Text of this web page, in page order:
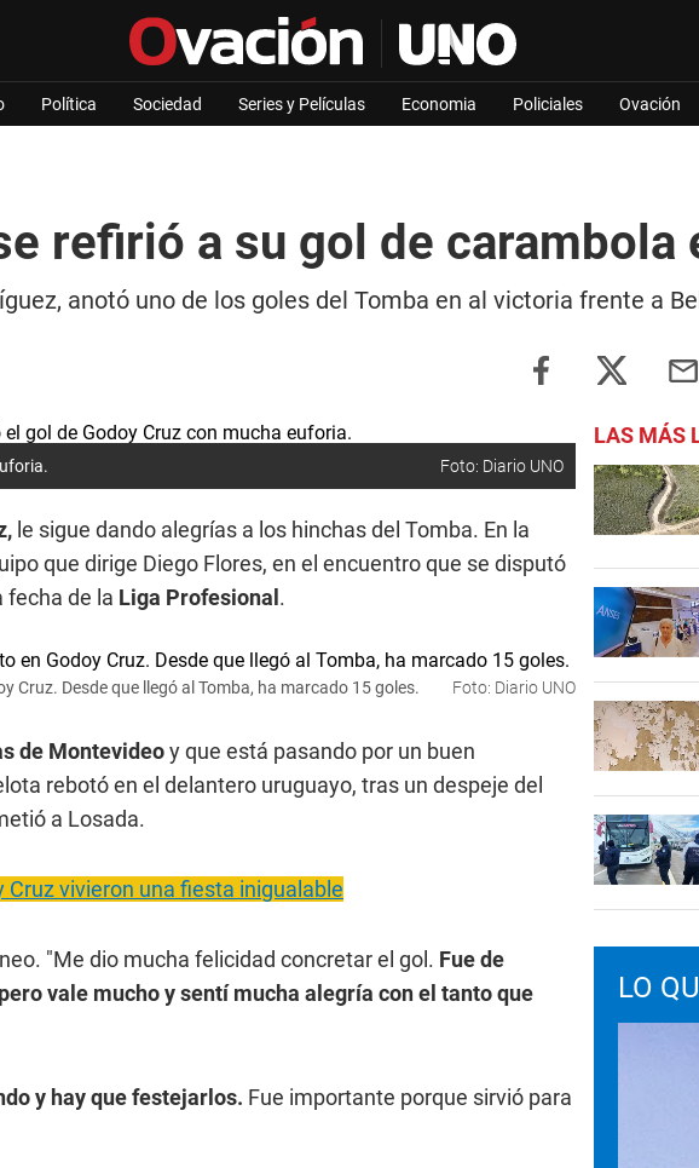
Política Sociedad Series y Películas Economia Policiales Ovación
refirió a su gol de carambola
anotó uno de los goles del Tomba en al victoria frente a
Foto: Diario UNO
le sigue dando alegrías a los hinchas del Tomba. En la
que dirige Diego Flores, en el encuentro que se disputó
fecha de la Liga Profesional .
Cruz. Desde que llegó al Tomba, ha marcado 15 goles. Foto: Diario UNO
de Montevideoy que está pasando por un buen
rebotó en el delantero uruguayo, tras un despeje del
a Losada.
Cruz vivieron una fiesta inigualable
"Me dio mucha felicidad concretar el gol. Fue de
vale mucho y sentí mucha alegría con el tanto que
y hay que festejarlos. Fue importante porque sirvió para
LAS MÁS
LO